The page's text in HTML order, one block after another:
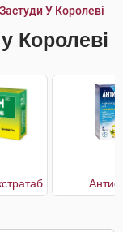
У Королеві
Королеві